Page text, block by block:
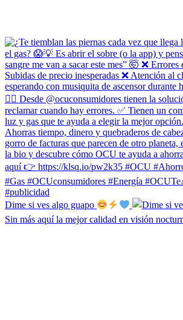
Dime si ves algo guapo
Sin más aquí la mejor calidad en visión